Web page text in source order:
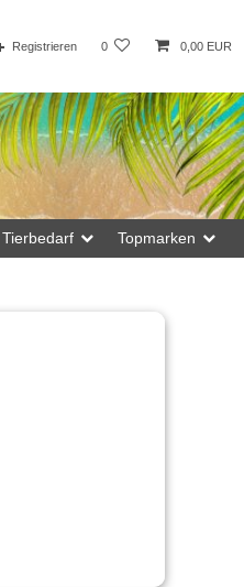
Registrieren 0 0,00 EUR
Tierbedarf Topmarken